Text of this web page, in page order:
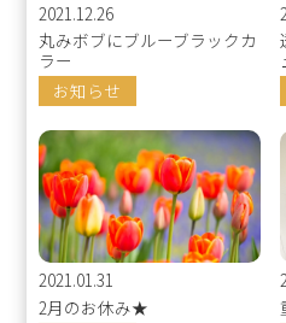
2021.12.26
丸みボブにブルーブラックカ
ラー
お知らせ
2021.01.31
2月のお休み★